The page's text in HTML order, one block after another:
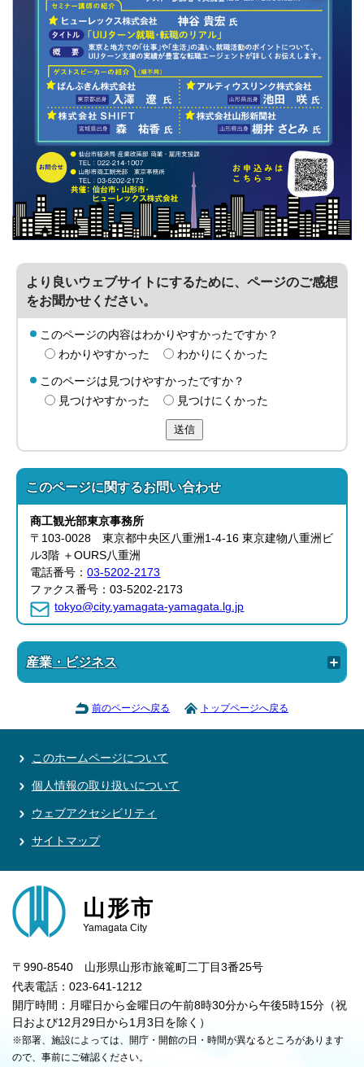
より良いウェブサイトにするために、ページのご感想
をお聞かせください。
このページの内容はわかりやすかったですか？
わかりやすかった
わかりにくかった
このページは見つけやすかったですか？
見つけやすかった
見つけにくかった
送信
このページに関するお問い合わせ
商工観光部東京事務所
〒103-0028 東京都中央区八重洲1-4-16 東京建物八重洲ビ
ル3階 ＋OURS八重洲
電話番号：03-5202-2173
ファクス番号：03-5202-2173
tokyo@city.yamagata-yamagata.lg.jp
産業・ビジネス
前のページへ戻る トップページへ戻る
このホームページについて
個人情報の取り扱いについて
ウェブアクセシビリティ
サイトマップ
山形市
Yamagata City
〒990-8540 山形県山形市旅篭町二丁目3番25号
代表電話：023-641-1212
開庁時間：月曜日から金曜日の午前8時30分から午後5時15分（祝
日および12月29日から1月3日を除く）
※部署、施設によっては、開庁・開館の日・時間が異なるところがあります
ので、事前にご確認ください。